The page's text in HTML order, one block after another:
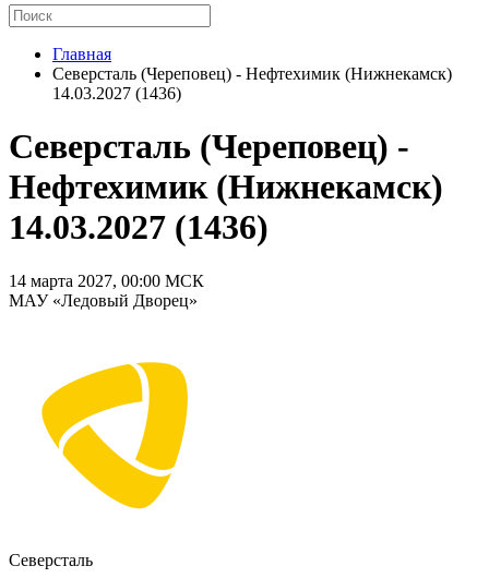
Главная
Северсталь (Череповец) - Нефтехимик (Нижнекамск)
14.03.2027 (1436)
Северсталь (Череповец) -
Нефтехимик (Нижнекамск)
14.03.2027 (1436)
14 марта 2027, 00:00 МСК
МАУ «Ледовый Дворец»
Северсталь